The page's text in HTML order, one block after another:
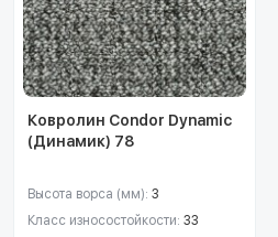
Ковролин Condor Dynamic
(Динамик) 78
Высота ворса (мм):3
Класс износостойкости:33